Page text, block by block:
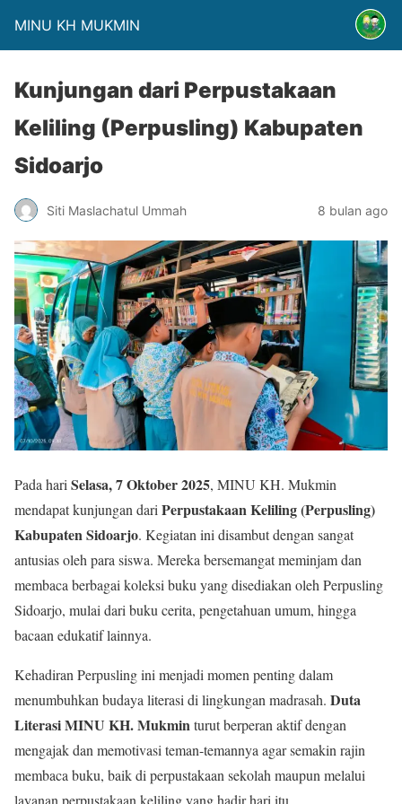
MINU KH MUKMIN
Kunjungan dari Perpustakaan
Keliling (Perpusling) Kabupaten
Sidoarjo
Siti Maslachatul Ummah 8 bulan ago
Pada hariSelasa, 7 Oktober 2025, MINU KH. Mukmin
mendapat kunjungan dariPerpustakaan Keliling (Perpusling)
Kabupaten Sidoarjo. Kegiatan ini disambut dengan sangat
antusias oleh para siswa. Mereka bersemangat meminjam dan
membaca berbagai koleksi buku yang disediakan oleh Perpusling
Sidoarjo, mulai dari buku cerita, pengetahuan umum, hingga
bacaan edukatif lainnya.
Kehadiran Perpusling ini menjadi momen penting dalam
menumbuhkan budaya literasi di lingkungan madrasah. Duta
Literasi MINU KH. Mukminturut berperan aktif dengan
mengajak dan memotivasi teman-temannya agar semakin rajin
membaca buku, baik di perpustakaan sekolah maupun melalui